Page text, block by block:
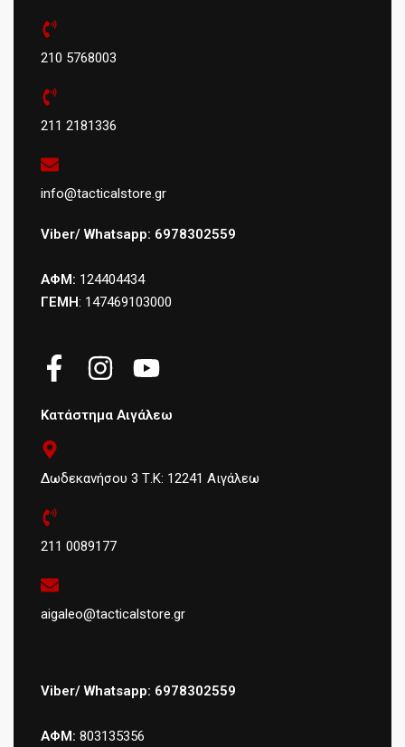
210 5768003
211 2181336
info@tacticalstore.gr
Viber/ Whatsapp: 6978302559
ΑΦΜ: 124404434
ΓΕΜΗ: 147469103000
Κατάστημα Αιγάλεω
Δωδεκανήσου 3 Τ.Κ: 12241 Αιγάλεω
211 0089177
aigaleo@tacticalstore.gr
Viber/ Whatsapp: 6978302559
ΑΦΜ: 803135356